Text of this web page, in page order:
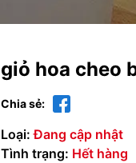
giỏ hoa cheo
Chia sẻ:
Loại: Đang cập nhật
Tình trạng: Hết hàng